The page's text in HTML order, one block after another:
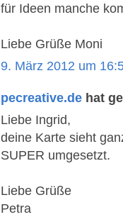
für Ideen manche
Liebe Grüße Moni
9. März 2012 um
pecreative.de hat
Liebe Ingrid,
deine Karte sieht
SUPER umgesetzt.
Liebe Grüße
Petra